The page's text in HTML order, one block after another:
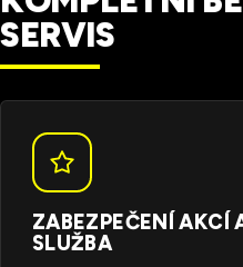
SERVIS
ZABEZPEČENÍ AKCÍ
SLUŽBA